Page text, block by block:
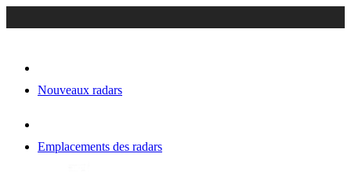
Nouveaux radars
Emplacements des radars